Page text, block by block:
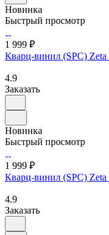
Новинка
Быстрый просмотр
1 999 ₽
Кварц-винил (SPC)
4.9
Заказать
Новинка
Быстрый просмотр
1 999 ₽
Кварц-винил (SPC)
4.9
Заказать